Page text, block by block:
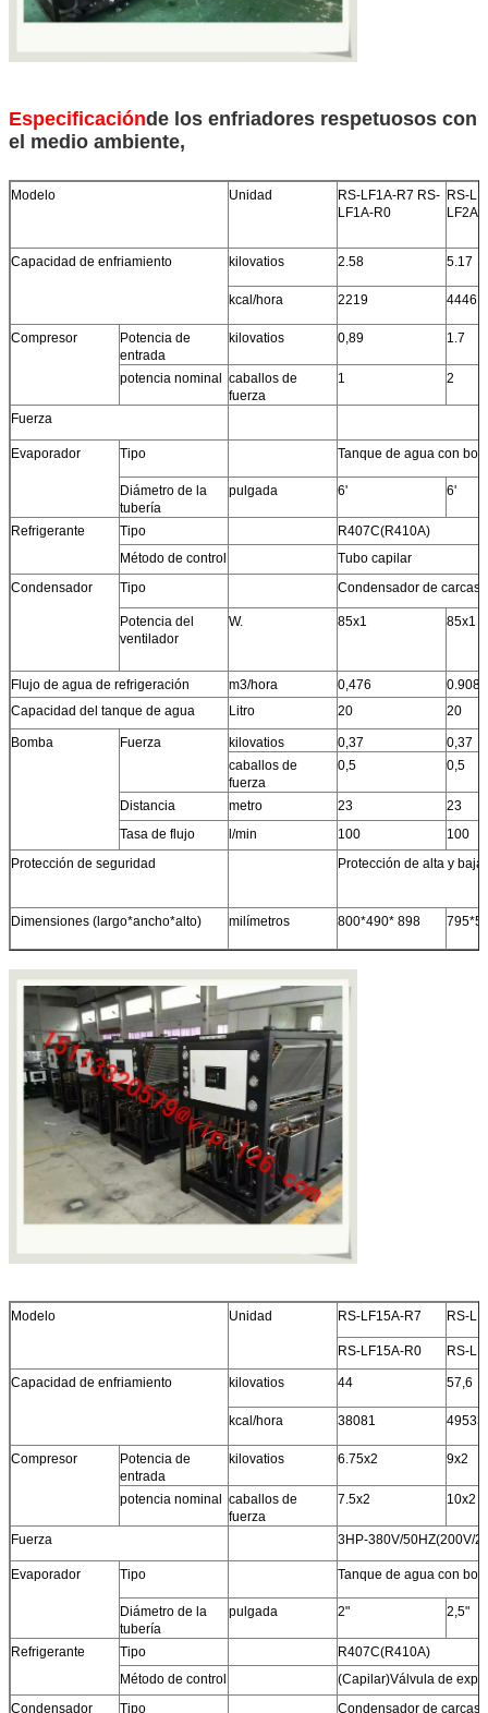
Especificaciónde los enfriadores respetuosos con
el medio ambiente,
Modelo Unidad
RS-LF1A-R7 RS-
LF1A-R0
RS-
LF2A-
Capacidad de enfriamiento kilovatios 2.58 5.17
kcal/hora 2219 4446
Compresor
Potencia de
entrada
kilovatios 0,89 1.7
potencia nominal caballos de
fuerza
1 2
Fuerza
Evaporador Tipo Tanque de agua con
Diámetro de la
tubería
pulgada 6' 6'
Refrigerante Tipo
R407C(R410A)
Método de control
Tubo capilar
Condensador
Tipo Condensador de carcasa
Potencia del
ventilador
W. 85x1 85x1
Flujo de agua de refrigeración m3/hora 0,476
0.908
Capacidad del tanque de agua
Litro 20 20
Bomba Fuerza kilovatios 0,37
0,37
caballos de
fuerza
0,5 0,5
Distancia metro 23
23
Tasa de flujo
l/min 100
100
Protección de seguridad
Protección de alta y
Dimensiones (largo*ancho*alto) milímetros 800*490* 898
Modelo Unidad RS-LF15A-R7 RS-
RS-LF15A-R0 RS-
Capacidad de enfriamiento kilovatios 44 57,6
kcal/hora 38081 49533
Compresor
Potencia de
entrada
kilovatios 6.75x2 9x2
potencia nominal
caballos de
fuerza
7.5x2 10x2
Fuerza 3HP-380V/50HZ(200V/
Evaporador Tipo Tanque de agua con
Diámetro de la
tubería
pulgada 2" 2,5"
Refrigerante Tipo
R407C(R410A)
Método de control
(Capilar)Válvula de
Condensador
Tipo Condensador de carcasa